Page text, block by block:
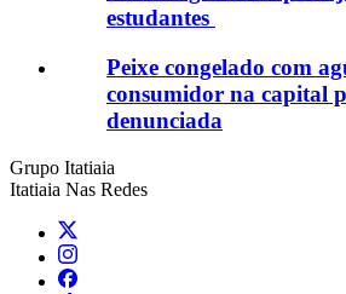
estudantes
Peixe congelado com
consumidor na capital
denunciada
Grupo Itatiaia
Itatiaia Nas Redes